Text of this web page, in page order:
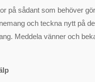
på sådant som behöver
och teckna nytt på
Meddela vänner och